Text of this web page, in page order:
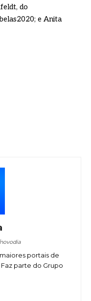
do
e Anita
portais de
parte do Grupo